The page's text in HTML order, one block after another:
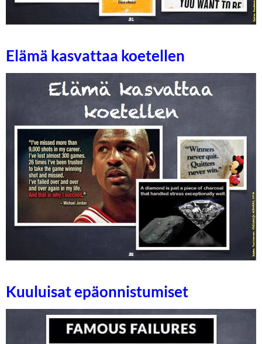
Elämä kasvattaa koetellen
Kuuluisat epäonnistumiset